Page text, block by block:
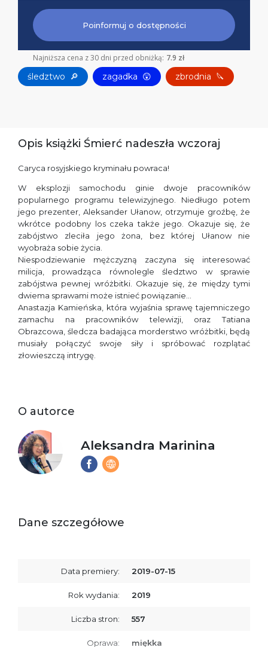
Poinformuj o dostępności
Najniższa cena z 30 dni przed obniżką: 7.9 zł
śledztwo 🔎 zagadka 😲 zbrodnia 🔪
Opis książki Śmierć nadeszła wczoraj
Caryca rosyjskiego kryminału powraca!
W eksplozji samochodu ginie dwoje pracowników
popularnego programu telewizyjnego. Niedługo potem
jego prezenter, Aleksander Ułanow, otrzymuje groźbę, że
wkrótce podobny los czeka także jego. Okazuje się, że
zabójstwo zleciła jego żona, bez której Ułanow nie
wyobraża sobie życia.
Niespodziewanie mężczyzną zaczyna się interesować
milicja, prowadząca równolegle śledztwo w sprawie
zabójstwa pewnej wróżbitki. Okazuje się, że między tymi
dwiema sprawami może istnieć powiązanie…
Anastazja Kamieńska, która wyjaśnia sprawę tajemniczego
zamachu na pracowników telewizji, oraz Tatiana
Obrazcowa, śledcza badająca morderstwo wróżbitki, będą
musiały połączyć swoje siły i spróbować rozplątać
złowieszczą intrygę.
O autorce
Aleksandra Marinina
Dane szczegółowe
Data premiery: 2019-07-15
Rok wydania: 2019
Liczba stron: 557
Oprawa: miękka